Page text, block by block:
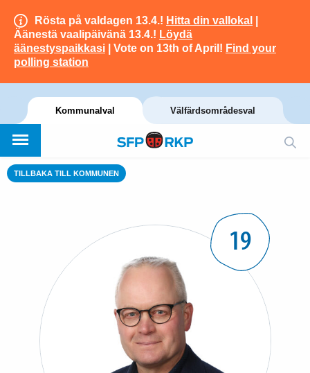
Rösta på valdagen 13.4.! Hitta din vallokal
Äänestä vaalipäivänä 13.4.! Löydä
äänestyspaikkasi | Vote on 13th of April! Find your
polling station
Kommunalval Välfärdsområdesval
TILLBAKA TILL KOMMUNEN
19